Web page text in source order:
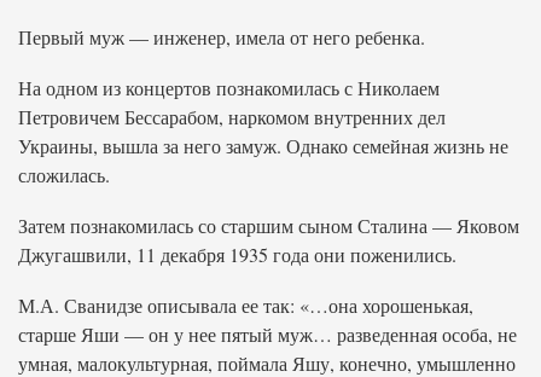
Первый муж — инженер, имела от него ребенка.
На одном из концертов познакомилась с Николаем
Петровичем Бессарабом, наркомом внутренних дел
Украины, вышла за него замуж. Однако семейная жизнь не
сложилась.
Затем познакомилась со старшим сыном Сталина — Яковом
Джугашвили, 11 декабря 1935 года они поженились.
М.А. Сванидзе описывала ее так: «…она хорошенькая,
старше Яши — он у нее пятый муж… разведенная особа, не
умная, малокультурная, поймала Яшу, конечно, умышленно